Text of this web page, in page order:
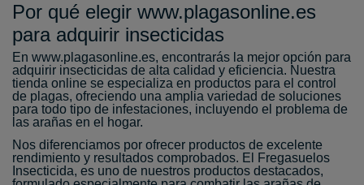
Por qué elegir www.plagasonline.es
para adquirir insecticidas
En www.plagasonline.es, encontrarás la mejor opción para
adquirir insecticidas de alta calidad y eficiencia. Nuestra
tienda online se especializa en productos para el control
de plagas, ofreciendo una amplia variedad de soluciones
para todo tipo de infestaciones, incluyendo el problema de
las arañas en el hogar.
Nos diferenciamos por ofrecer productos de excelente
rendimiento y resultados comprobados. El Fregasuelos
Insecticida, es uno de nuestros productos destacados,